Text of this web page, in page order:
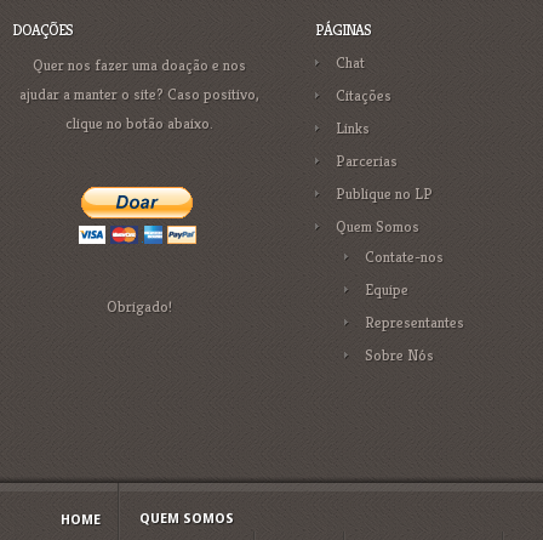
DOAÇÕES
Quer nos fazer uma doação e nos
ajudar a manter o site? Caso positivo,
clique no botão abaixo.
Obrigado!
PÁGINAS
Chat
Citações
Links
Parcerias
Publique no LP
Quem Somos
Contate-nos
Equipe
Representantes
Sobre Nós
HOME QUEM SOMOS